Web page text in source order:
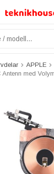
APPLE
Antenn med